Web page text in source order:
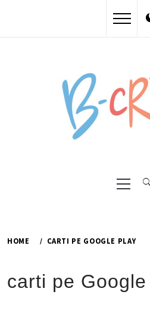
Primary
Menu
HOME CARTI PE GOOGLE PLAY
carti pe